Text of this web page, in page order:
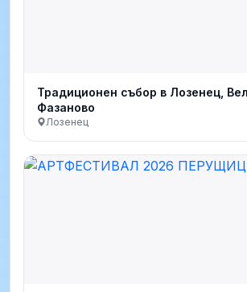
Традиционен събор в Лозенец,
Фазаново
Лозенец